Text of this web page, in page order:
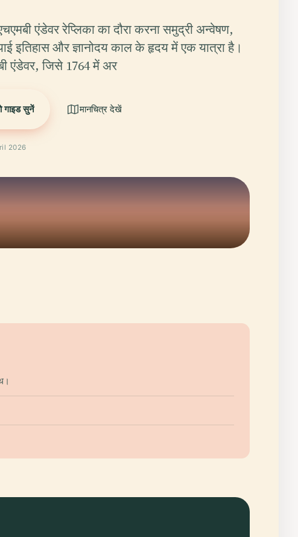
एंडेवर रेप्लिका का दौरा करना समुद्री अन्वेषण,
इतिहास और ज्ञानोदय काल के हृदय में एक यात्रा है।
एंडेवर, जिसे 1764 में अर
गाइड सुनें मानचित्र देखें
2026